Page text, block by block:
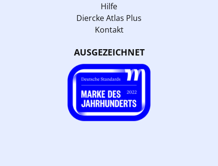
Hilfe
Diercke Atlas Plus
Kontakt
AUSGEZEICHNET